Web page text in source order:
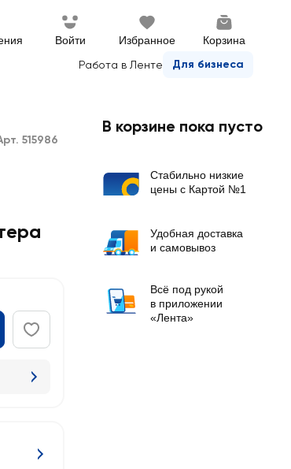
Войти Избранное Корзина
Работа в Ленте Для бизнеса
515986
В корзине пока пусто
Стабильно низкие
цены с Картой №1
Удобная доставка
и самовывоз
Всё под рукой
в приложении
«Лента»